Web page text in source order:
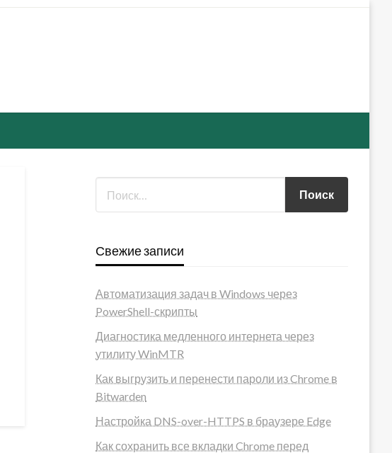
Свежие записи
Автоматизация задач в Windows через
PowerShell-скрипты
Диагностика медленного интернета через
утилиту WinMTR
Как выгрузить и перенести пароли из Chrome в
Bitwarden
Настройка DNS-over-HTTPS в браузере Edge
Как сохранить все вкладки Chrome перед